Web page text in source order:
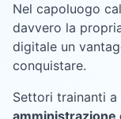
Nel capoluogo
davvero la
digitale un
conquistare.
Settori trainanti a